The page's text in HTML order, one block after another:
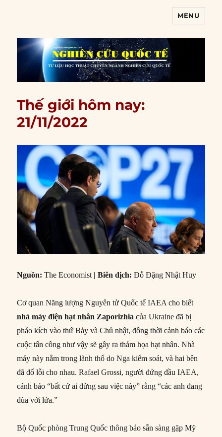
MENU
Thế giới hôm nay:
21/11/2022
Nguồn: The Economist |Biên dịch: Đỗ Đặng Nhật Huy
Cơ quan Năng lượng Nguyên tử Quốc tế IAEA cho biết
nhà máy điện hạt nhân Zaporizhia của Ukraine đã bị
pháo kích vào thứ Bảy và Chủ nhật, đồng thời cảnh báo các
cuộc tấn công như vậy sẽ gây ra thảm họa hạt nhân. Nhà
máy này nằm trong lãnh thổ do Nga kiểm soát, và hai bên
đã đổ lỗi cho nhau. Rafael Grossi, người đứng đầu IAEA,
cảnh báo “bất cứ ai đứng sau việc này” rằng “các anh đang
đùa với lửa.”
Bộ Quốc phòng Trung Quốc thông báo sẵn sàng gặp Mỹ